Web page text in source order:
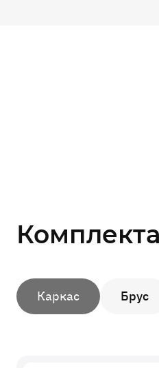
Каркас Брус